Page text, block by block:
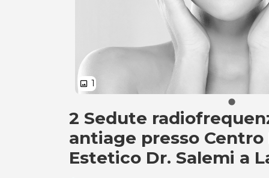
image 1
2 Sedute
2 Sedute
antiage presso Centro
Estetico Dr. Salemi a